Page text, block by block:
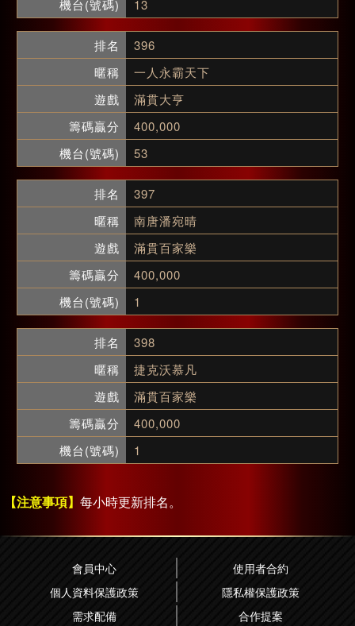
13
396
一人永霸天下
滿貫大亨
400,000
53
397
南唐潘宛晴
滿貫百家樂
400,000
1
398
捷克沃慕凡
滿貫百家樂
400,000
1
【注意事項】 每小時更新排名。
會員中心
使用者合約
個人資料保護政策
隱私權保護政策
需求配備
合作提案